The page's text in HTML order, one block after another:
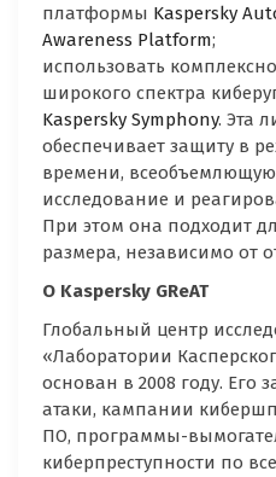
платформы Kaspersky
Awareness Platform;
использовать
широкого спектра
Kaspersky Symphony. Эта
обеспечивает защиту в
времени, всеобъемлющую
исследование и
При этом она подходит
размера, независимо от
О Kaspersky GReAT
Глобальный центр
«Лаборатории
основан в 2008 году. Его
атаки, кампании
ПО, программы-
киберпреступности по